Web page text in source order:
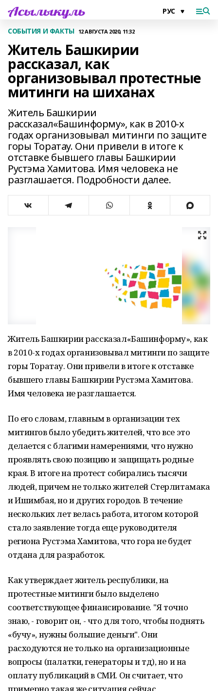
СОБЫТИЯ И ФАКТЫ 12 АВГУСТА 2020, 11:32
Житель Башкирии
рассказал, как
организовывал протестные
митинги на шиханах
Житель Башкирии
рассказал«Башинформу», как в 2010-х
годах организовывал митинги по защите
горы Торатау. Они привели в итоге к
отставке бывшего главы Башкирии
Рустэма Хамитова. Имя человека не
разглашается. Подробности далее.
Житель Башкирии рассказал«Башинформу», как
в 2010-х годах организовывал митинги по защите
горы Торатау. Они привели в итоге к отставке
бывшего главы Башкирии Рустэма Хамитова.
Имя человека не разглашается.
По его словам, главным в организации тех
митингов было убедить жителей, что все это
делается с благими намерениями, что нужно
проявлять свою позицию и защищать родные
края. В итоге на протест собирались тысячи
людей, причем не только жителей Стерлитамака
и Ишимбая, но и других городов. В течение
нескольких лет велась работа, итогом которой
стало заявление тогда еще руководителя
региона Рустэма Хамитова, что гора не будет
отдана для разработок.
Как утверждает житель республики, на
протестные митинги было выделено
соответствующее финансирование. "Я точно
знаю, - говорит он, - что для того, чтобы поднять
«бучу», нужны большие деньги". Они
расходуются не только на организационные
вопросы (палатки, генераторы и тд), но и на
оплату публикаций в СМИ. Он считает, что